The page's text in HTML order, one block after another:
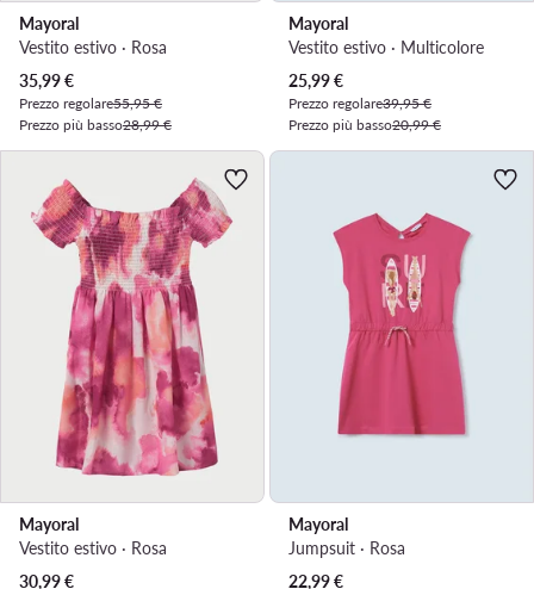
Mayoral
Vestito estivo · Rosa
Prezzo attuale
35,99€
Prezzo regolare55,95 €
Prezzo più basso28,99 €
Mayoral
Vestito estivo · Multicolore
Prezzo attuale
25,99€
Prezzo regolare39,95 €
Prezzo più basso20,99 €
Mayoral
Vestito estivo · Rosa
Prezzo attuale
30,99€
Mayoral
Jumpsuit · Rosa
Prezzo attuale
22,99€